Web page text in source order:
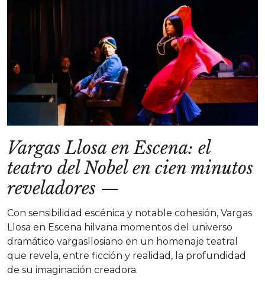
Vargas Llosa en Escena: el
teatro del Nobel en cien minutos
reveladores —
Con sensibilidad escénica y notable cohesión, Vargas
Llosa en Escena hilvana momentos del universo
dramático vargasllosiano en un homenaje teatral
que revela, entre ficción y realidad, la profundidad
de su imaginación creadora.